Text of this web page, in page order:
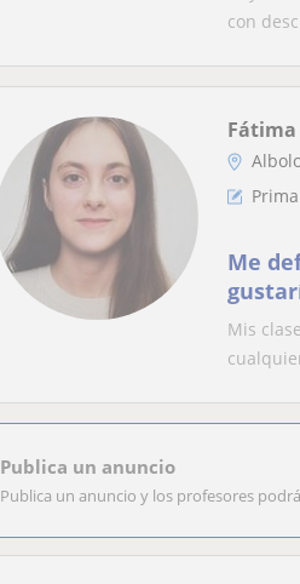
con
Fátima
Me
que
Mis
Publica un anuncio
Publica un anuncio y los profesores